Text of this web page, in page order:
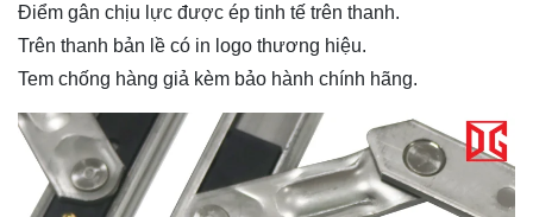
Điểm gân chịu lực được ép tinh tế trên thanh.
Trên thanh bản lề có in logo thương hiệu.
Tem chống hàng giả kèm bảo hành chính hãng.